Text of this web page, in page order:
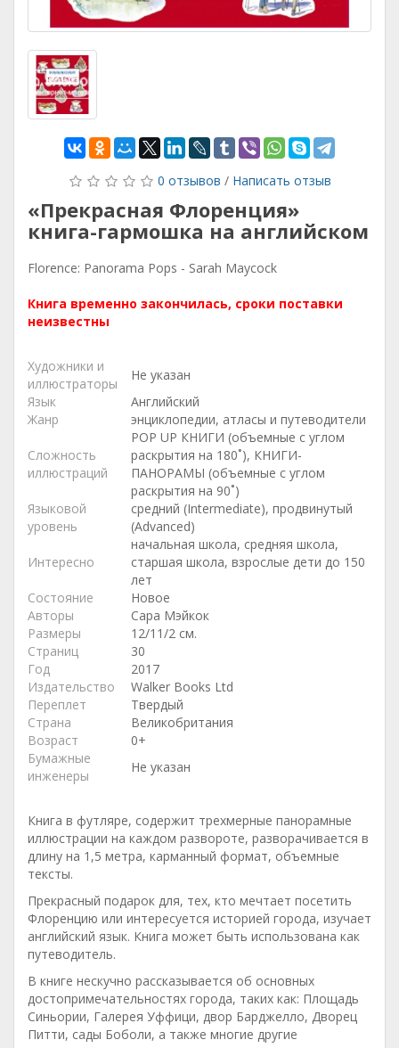
0 отзывов / Написать отзыв
«Прекрасная Флоренция»
книга-гармошка на английском
Florence: Panorama Pops - Sarah Maycock
Книга временно закончилась, сроки поставки
неизвестны
Художники и
иллюстраторы
Не указан
Язык
Английский
Жанр
энциклопедии, атласы и путеводители
Сложность
иллюстраций
POP UP КНИГИ (объемные с углом
раскрытия на 180˚), КНИГИ-
ПАНОРАМЫ (объемные с углом
раскрытия на 90˚)
Языковой
уровень
средний (Intermediate), продвинутый
(Advanced)
Интересно
начальная школа, средняя школа,
старшая школа, взрослые дети до 150
лет
Состояние
Новое
Авторы
Сара Мэйкок
Размеры
12/11/2 см.
Страниц
30
Год
2017
Издательство
Walker Books Ltd
Переплет
Твердый
Страна
Великобритания
Возраст
0+
Бумажные
инженеры
Не указан
Книга в футляре, содержит трехмерные панорамные
иллюстрации на каждом развороте, разворачивается в
длину на 1,5 метра, карманный формат, объемные
тексты.
Прекрасный подарок для, тех, кто мечтает посетить
Флоренцию или интересуется историей города, изучает
английский язык. Книга может быть использована как
путеводитель.
В книге нескучно рассказывается об основных
достопримечательностях города, таких как: Площадь
Синьории, Галерея Уффици, двор Барджелло, Дворец
Питти, сады Боболи, а также многие другие